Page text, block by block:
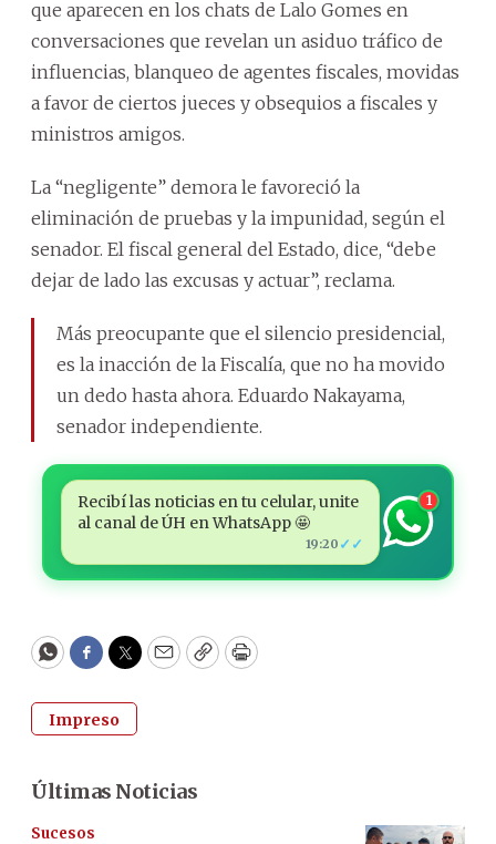
que aparecen en los chats de Lalo Gomes en
conversaciones que revelan un asiduo tráfico de
influencias, blanqueo de agentes fiscales, movidas
a favor de ciertos jueces y obsequios a fiscales y
ministros amigos.
La “negligente” demora le favoreció la
eliminación de pruebas y la impunidad, según el
senador. El fiscal general del Estado, dice, “debe
dejar de lado las excusas y actuar”, reclama.
Más preocupante que el silencio presidencial,
es la inacción de la Fiscalía, que no ha movido
un dedo hasta ahora. Eduardo Nakayama,
senador independiente.
Recibí las noticias en tu celular, unite
al canal de ÚH en WhatsApp 🤩
19:20 ✓✓
1
WhatsApp
Facebook
Twitter
EmailCopyPrint
Impreso
Últimas Noticias
Sucesos